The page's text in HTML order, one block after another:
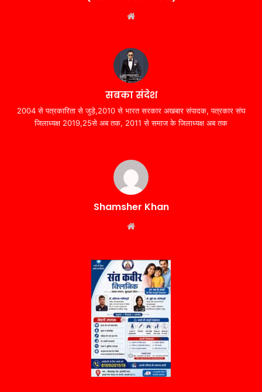
सबका संदेश
2004 से पत्रकारिता से जुड़े,2010 से भारत सरकार अखबार संपादक, पत्रकार संघ
जिलाध्यक्ष 2019,25से अब तक, 2011 से समाज के जिलाध्यक्ष अब तक
Shamsher Khan